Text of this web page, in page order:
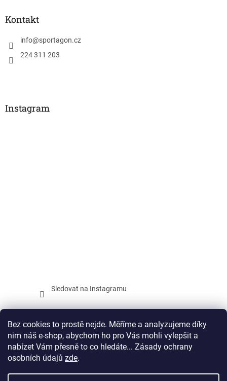
Bez cookies to prostě nejde. Měříme a analyzujeme díky
nim náš e-shop, abychom ho pro Vás mohli vylepšit a
nabízet Vám přesně to co hledáte... Zásady ochrany
osobních údajů zde.
Kontakt
info@sportagon.cz
224 311 203
Instagram
Sledovat na Instagramu
SPORTAGON.CZ